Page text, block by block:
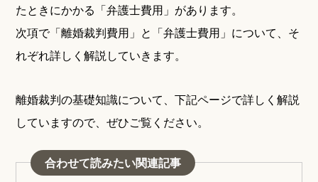
たときにかかる「弁護士費用」があります。
次項で「離婚裁判費用」と「弁護士費用」について、そ
れぞれ詳しく解説していきます。
離婚裁判の基礎知識について、下記ページで詳しく解説
していますので、ぜひご覧ください。
合わせて読みたい関連記事